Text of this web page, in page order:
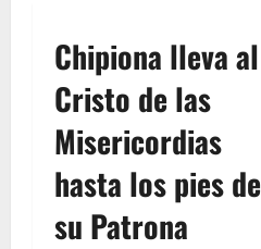
Chipiona lleva al
Cristo de las
Misericordias
hasta los pies de
su Patrona